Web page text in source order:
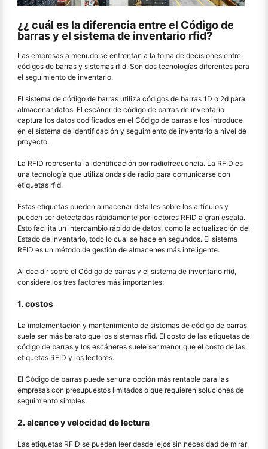
¿¿ cuál es la diferencia entre el Código de
barras y el sistema de inventario rfid?
Las empresas a menudo se enfrentan a la toma de decisiones entre
códigos de barras y sistemas rfid. Son dos tecnologías diferentes para
el seguimiento de inventario.
El sistema de código de barras utiliza códigos de barras 1D o 2d para
almacenar datos. El escáner de código de barras de inventario
captura los datos codificados en el Código de barras e los introduce
en el sistema de identificación y seguimiento de inventario a nivel de
proyecto.
La RFID representa la identificación por radiofrecuencia. La RFID es
una tecnología que utiliza ondas de radio para comunicarse con
etiquetas rfid.
Estas etiquetas pueden almacenar detalles sobre los artículos y
pueden ser detectadas rápidamente por lectores RFID a gran escala.
Esto facilita un intercambio rápido de datos, como la actualización del
Estado de inventario, todo lo cual se hace en segundos. El sistema
RFID es un método de gestión de almacenes más inteligente.
Al decidir sobre el Código de barras y el sistema de inventario rfid,
considere los tres factores más importantes:
1. costos
La implementación y mantenimiento de sistemas de código de barras
suele ser más barato que los sistemas rfid. El costo de las etiquetas de
código de barras y los escáneres suele ser menor que el costo de las
etiquetas RFID y los lectores.
El Código de barras puede ser una opción más rentable para las
empresas con presupuestos limitados o que requieren soluciones de
seguimiento simples.
2. alcance y velocidad de lectura
Las etiquetas RFID se pueden leer desde lejos sin necesidad de mirar